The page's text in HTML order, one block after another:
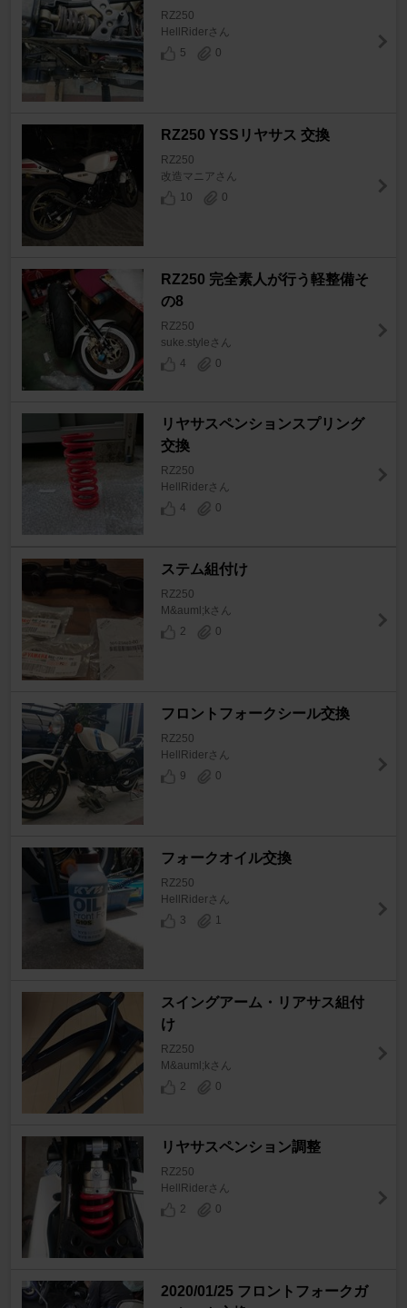
RZ250
HellRiderさん
5
0
RZ250 YSSリヤサス 交換
RZ250
改造マニアさん
10
0
RZ250 完全素人が行う軽整備そ
の8
RZ250
suke.styleさん
4
0
リヤサスペンションスプリング
交換
RZ250
HellRiderさん
4
0
ステム組付け
RZ250
M&auml;kさん
2
0
フロントフォークシール交換
RZ250
HellRiderさん
9
0
フォークオイル交換
RZ250
HellRiderさん
3
1
スイングアーム・リアサス組付
け
RZ250
M&auml;kさん
2
0
リヤサスペンション調整
RZ250
HellRiderさん
2
0
2020/01/25 フロントフォークガ